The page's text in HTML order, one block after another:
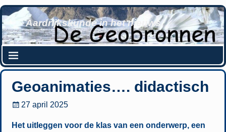
Aardrijkskunde in het nieuws
Geoanimaties…. didactisch
27 april 2025
Het uitleggen voor de klas van een onderwerp, een